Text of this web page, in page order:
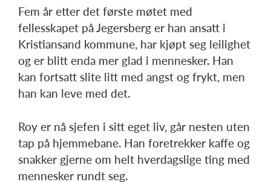
Fem år etter det første møtet med
fellesskapet på Jegersberg er han ansatt i
Kristiansand kommune, har kjøpt seg leilighet
og er blitt enda mer glad i mennesker. Han
kan fortsatt slite litt med angst og frykt, men
han kan leve med det.
Roy er nå sjefen i sitt eget liv, går nesten uten
tap på hjemmebane. Han foretrekker kaffe og
snakker gjerne om helt hverdagslige ting med
mennesker rundt seg.